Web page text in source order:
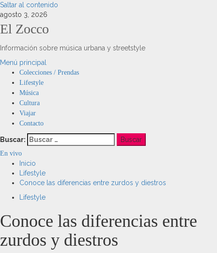
Saltar al contenido
agosto 3, 2026
El Zocco
Información sobre música urbana y streetstyle
Menú principal
Colecciones / Prendas
Lifestyle
Música
Cultura
Viajar
Contacto
Buscar:
En vivo
Inicio
Lifestyle
Conoce las diferencias entre zurdos y diestros
Lifestyle
Conoce las diferencias entre
zurdos y diestros